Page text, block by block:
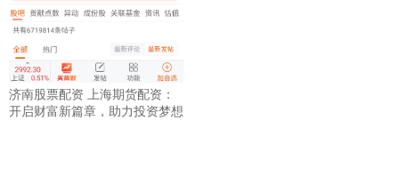
济南股票配资 上海期货配资：
开启财富新篇章，助力投资梦想